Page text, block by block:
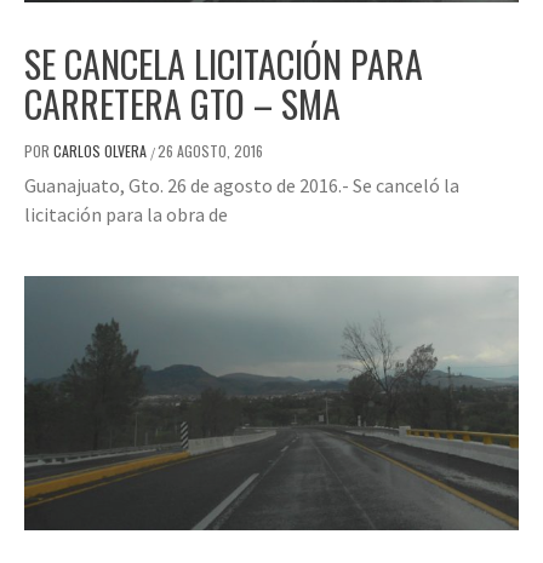
SE CANCELA LICITACIÓN PARA
CARRETERA GTO – SMA
POR CARLOS OLVERA /26 AGOSTO, 2016
Guanajuato, Gto. 26 de agosto de 2016.- Se canceló la
licitación para la obra de